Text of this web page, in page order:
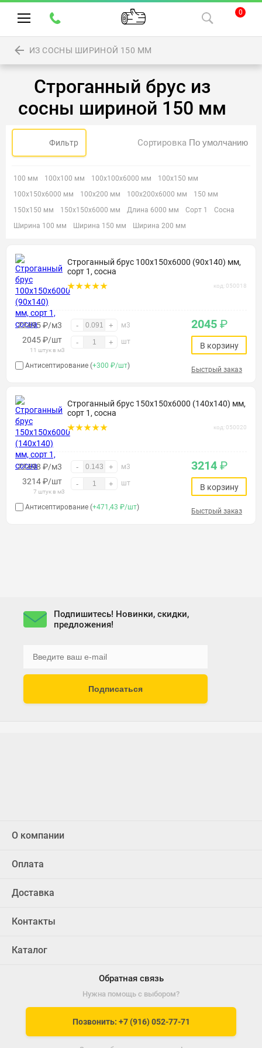
0
ИЗ СОСНЫ ШИРИНОЙ 150 ММ
Строганный брус из
сосны шириной 150 мм
Фильтр Сортировка
100 мм 100х100 мм 100х100х6000 мм
100х150 мм
100х150х6000 мм
100х200 мм 100х200х6000 мм
150 мм
150х150 мм
150х150х6000 мм Длина 6000 мм Сорт 1
Сосна
Ширина 100 мм
Ширина 150 мм Ширина 200 мм
Строганный брус 100х150х6000 (90х140) мм,
сорт 1, сосна
код: 050018
22495 ₽/м3 - + м3
2045₽/шт
11 штук в м3
- + шт
2045 ₽
Антисептирование (+300 ₽/шт)
В корзину
Быстрый заказ
Строганный брус 150х150х6000 (140х140) мм,
сорт 1, сосна
код: 050020
22498 ₽/м3 - + м3
3214₽/шт
7 штук в м3
- + шт
3214 ₽
Антисептирование (+471,43 ₽/шт)
В корзину
Быстрый заказ
Подпишитесь! Новинки, скидки,
предложения!
Подписаться
О компании
Оплата
Доставка
Контакты
Каталог
Обратная связь
Нужна помощь с выбором?
Позвонить: +7 (916) 052-77-71